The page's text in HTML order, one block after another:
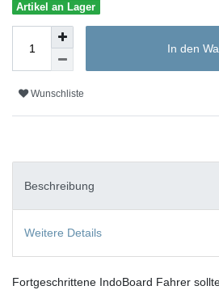
Artikel an Lager
In den
Wunschliste
Beschreibung
Weitere Details
Fortgeschrittene IndoBoard Fahrer